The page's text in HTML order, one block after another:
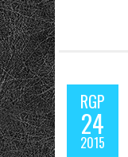
RGP
24
2015